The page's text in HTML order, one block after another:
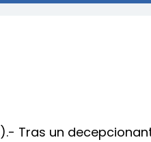
).- Tras un